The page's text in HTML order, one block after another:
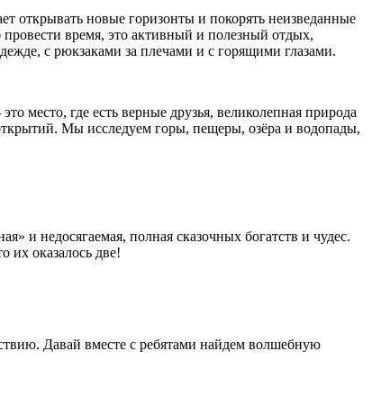
открывать новые горизонты и покорять неизведанные
время, это активный и полезный отдых,
с рюкзаками за плечами и с горящими глазами.
место, где есть верные друзья, великолепная природа
Мы исследуем горы, пещеры, озёра и водопады,
и недосягаемая, полная сказочных богатств и чудес.
их оказалось две!
Давай вместе с ребятами найдем волшебную